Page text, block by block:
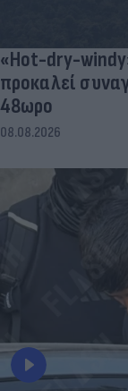
«Hot-dry-
προκαλεί
48ωρο
08.08.2026